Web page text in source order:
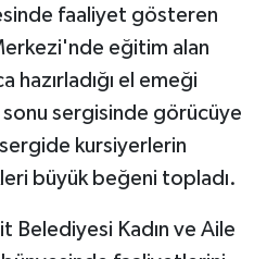
faaliyet gösteren
eğitim alan
hazırladığı el emeği
sonu sergisinde görücüye
kursiyerlerin
büyük beğeni topladı.
Belediyesi Kadın ve Aile